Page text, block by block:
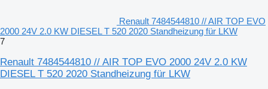
Renault 7484544810 // AIR TOP EVO
2000 24V 2.0 KW DIESEL T 520 2020 Standheizung für LKW
7
Renault 7484544810 // AIR TOP EVO 2000 24V 2.0 KW
DIESEL T 520 2020 Standheizung für LKW